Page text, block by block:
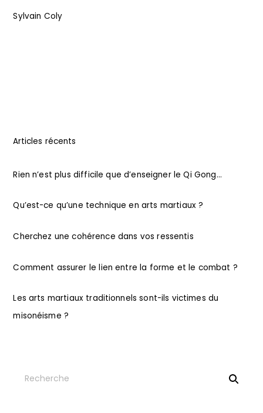
Sylvain Coly
Articles récents
Rien n’est plus difficile que d’enseigner le Qi Gong…
Qu’est-ce qu’une technique en arts martiaux ?
Cherchez une cohérence dans vos ressentis
Comment assurer le lien entre la forme et le combat ?
Les arts martiaux traditionnels sont-ils victimes du
misonéisme ?